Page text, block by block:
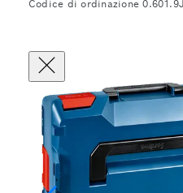
Codice di ordinazione